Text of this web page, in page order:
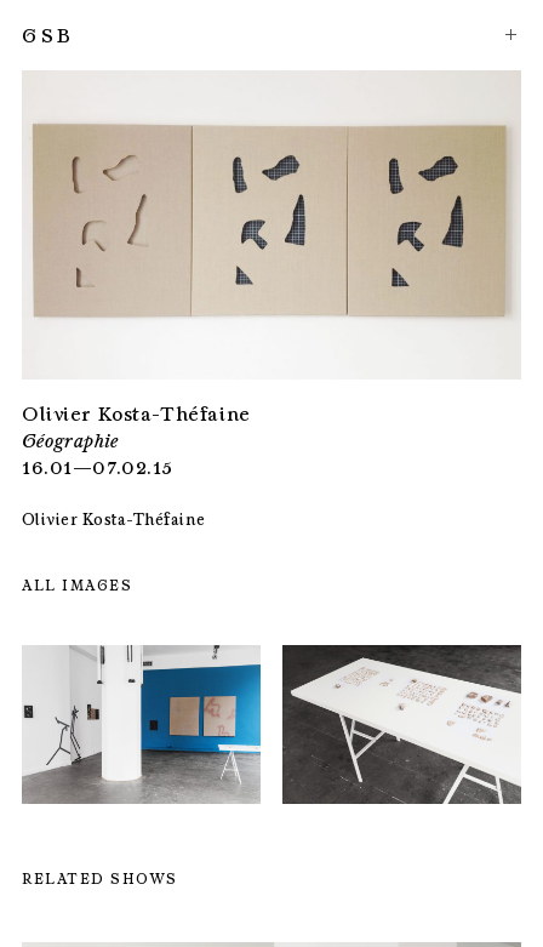
GSB
Olivier Kosta-Théfaine
Géographie
16.01—07.02.15
Olivier Kosta-Théfaine
ALL IMAGES
RELATED SHOWS